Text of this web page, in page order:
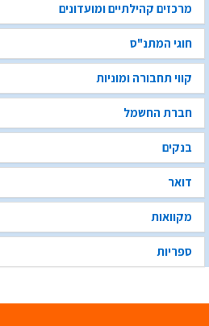
מרכזים קהילתיים ומועדונים
חוגי המתנ"ס
קווי תחבורה ומוניות
חברת החשמל
בנקים
דואר
מקוואות
ספריות